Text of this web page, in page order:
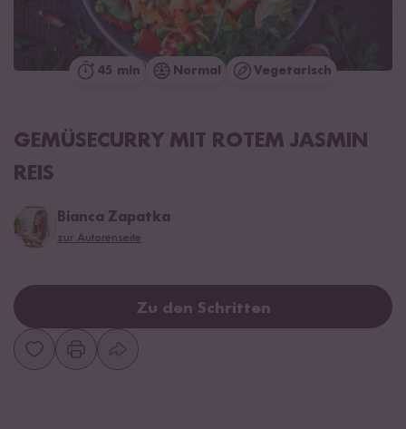
45 min Normal Vegetarisch
GEMÜSECURRY MIT ROTEM JASMIN
REIS
Bianca Zapatka
zur Autorenseite
Zu den Schritten